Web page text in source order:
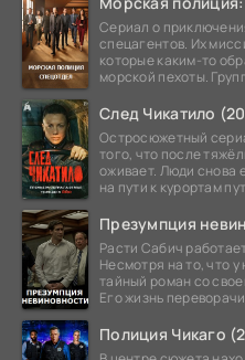
Сериал о
спецагентов. Их
которые каким-то
морской пехоты.
След Чикатило
Остросюжетный
того, что после
оживает. Люди снова
на пути к курортам
Презумпция
Расти Сабич
Несмотря на то, что
тайный роман со
Его жизнь
Полиция Чикаго